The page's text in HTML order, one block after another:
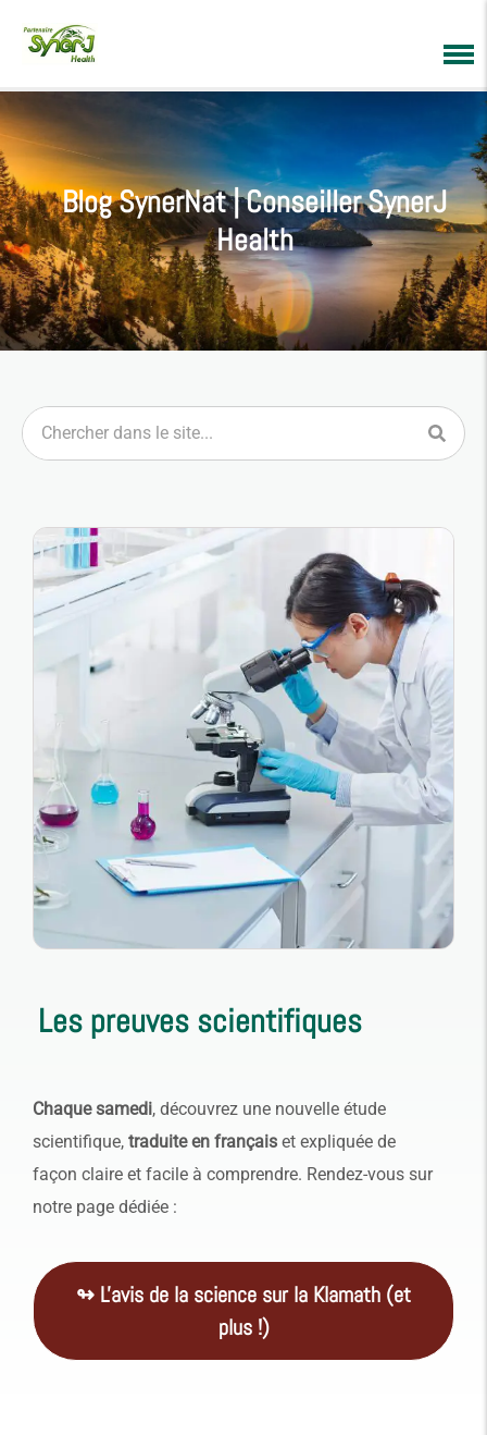
Blog SynerNat | Conseiller SynerJ
Health
Les preuves scientifiques
Chaque samedi, découvrez une nouvelle étude
scientifique, traduite en français et expliquée de
façon claire et facile à comprendre. Rendez-vous sur
notre page dédiée :
↬ L'avis de la science sur la Klamath (et
plus !)